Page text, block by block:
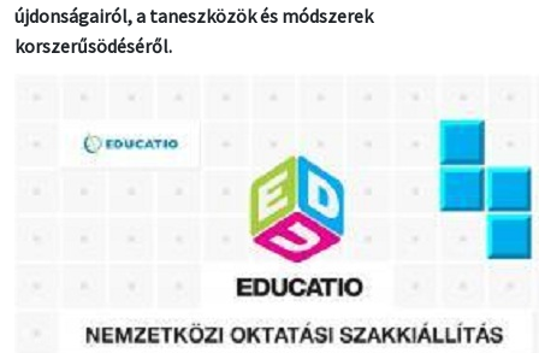
újdonságairól, a taneszközök és módszerek
korszerűsödéséről.